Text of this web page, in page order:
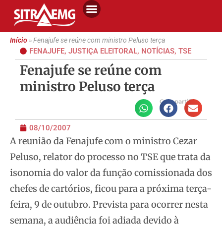
Início»Fenajufe se reúne com ministro Peluso terça
FENAJUFE, JUSTIÇA ELEITORAL, NOTÍCIAS, TSE
Fenajufe se reúne com
ministro Peluso terça
Compartilhe
08/10/2007
A reunião da Fenajufe com o ministro Cezar
Peluso, relator do processo no TSE que trata da
isonomia do valor da função comissionada dos
chefes de cartórios, ficou para a próxima terça-
feira, 9 de outubro. Prevista para ocorrer nesta
semana, a audiência foi adiada devido à